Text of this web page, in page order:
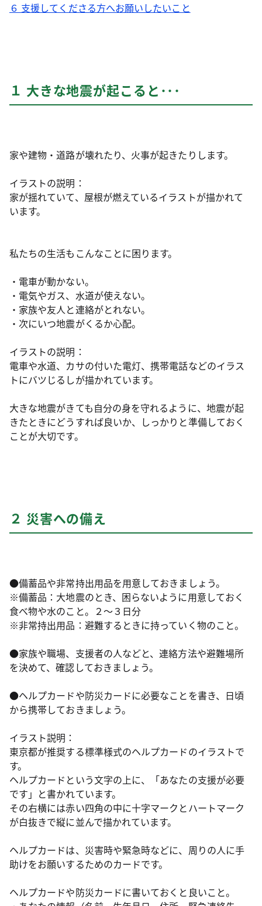
６ 支援してくださる方へお願いしたいこと
１ 大きな地震が起こると･･･
家や建物・道路が壊れたり、火事が起きたりします。
イラストの説明：
家が揺れていて、屋根が燃えているイラストが描かれて
います。
私たちの生活もこんなことに困ります。
・電車が動かない。
・電気やガス、水道が使えない。
・家族や友人と連絡がとれない。
・次にいつ地震がくるか心配。
イラストの説明：
電車や水道、カサの付いた電灯、携帯電話などのイラス
トにバツじるしが描かれています。
大きな地震がきても自分の身を守れるように、地震が起
きたときにどうすれば良いか、しっかりと準備しておく
ことが大切です。
２ 災害への備え
●備蓄品や非常持出用品を用意しておきましょう。
※備蓄品：大地震のとき、困らないように用意しておく
食べ物や水のこと。２～３日分
※非常持出用品：避難するときに持っていく物のこと。
●家族や職場、支援者の人などと、連絡方法や避難場所
を決めて、確認しておきましょう。
●ヘルプカードや防災カードに必要なことを書き、日頃
から携帯しておきましょう。
イラスト説明：
東京都が推奨する標準様式のヘルプカードのイラストで
す。
ヘルプカードという文字の上に、「あなたの支援が必要
です」と書かれています。
その右横には赤い四角の中に十字マークとハートマーク
が白抜きで縦に並んで描かれています。
ヘルプカードは、災害時や緊急時などに、周りの人に手
助けをお願いするためのカードです。
ヘルプカードや防災カードに書いておくと良いこと。